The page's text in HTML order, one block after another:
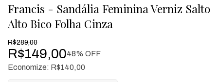
Francis - Sandália Feminina Verniz Salto
Alto Bico Folha Cinza
R$289,00
R$149,0048% OFF
Economize: R$140,00